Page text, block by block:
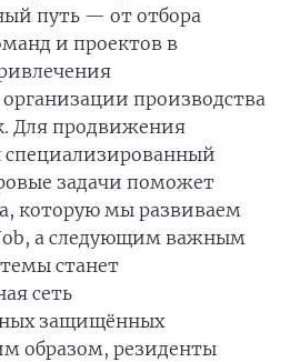
путь — от отбора
и проектов в
производства
Для продвижения
специализированный
задачи поможет
которую мы развиваем
а следующим важным
станет
сеть
защищённых
образом, резиденты